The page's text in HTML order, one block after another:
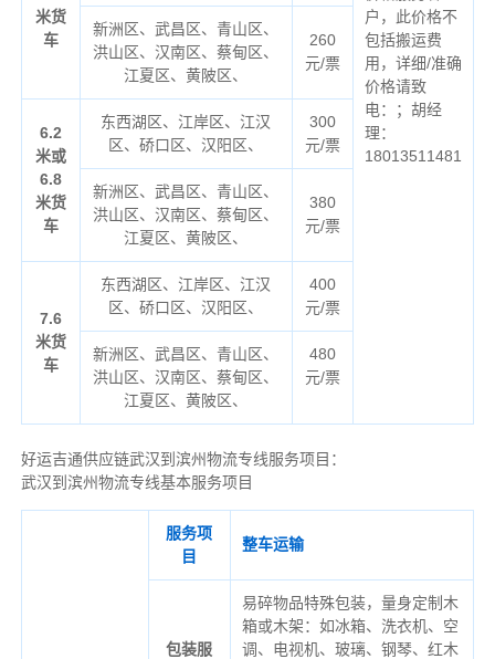
户，此价格不
包括搬运费
用，详细/准确
价格请致
电：；胡经
理：
18013511481
米货
车
新洲区、武昌区、青山区、
洪山区、汉南区、蔡甸区、
江夏区、黄陂区、
260
元/票
6.2
米或
6.8
米货
车
东西湖区、江岸区、江汉
区、硚口区、汉阳区、
300
元/票
新洲区、武昌区、青山区、
洪山区、汉南区、蔡甸区、
江夏区、黄陂区、
380
元/票
7.6
米货
车
东西湖区、江岸区、江汉
区、硚口区、汉阳区、
400
元/票
新洲区、武昌区、青山区、
洪山区、汉南区、蔡甸区、
江夏区、黄陂区、
480
元/票
好运吉通供应链武汉到滨州物流专线服务项目：
武汉到滨州物流专线基本服务项目
服务项
目
整车运输
包装服
易碎物品特殊包装，量身定制木
箱或木架：如冰箱、洗衣机、空
调、电视机、玻璃、钢琴、红木